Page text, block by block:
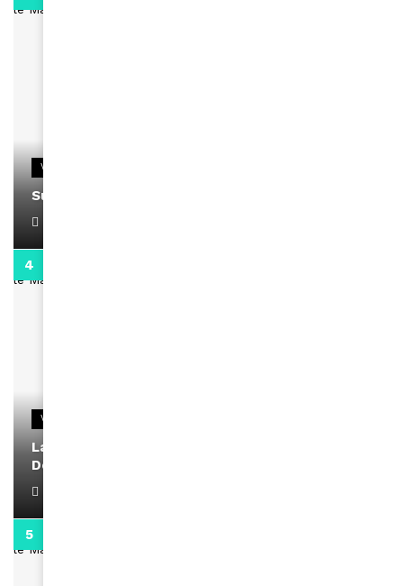
VIDEOS
Support Black Business Wee-kend
VIDEOS
La rubrique santé speciale coronavirus du
Docteur Makanda